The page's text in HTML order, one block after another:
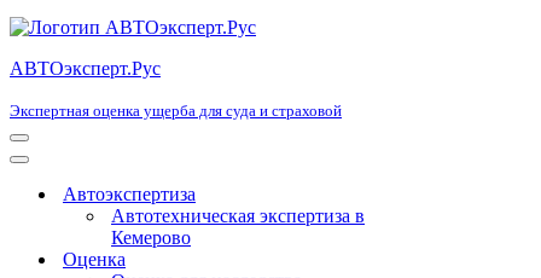
АВТОэксперт.Рус
Экспертная оценка ущерба для суда и страховой
Меню
навигации
Меню
навигацииАвтоэкспертиза
Автотехническая экспертиза в
Кемерово
Оценка